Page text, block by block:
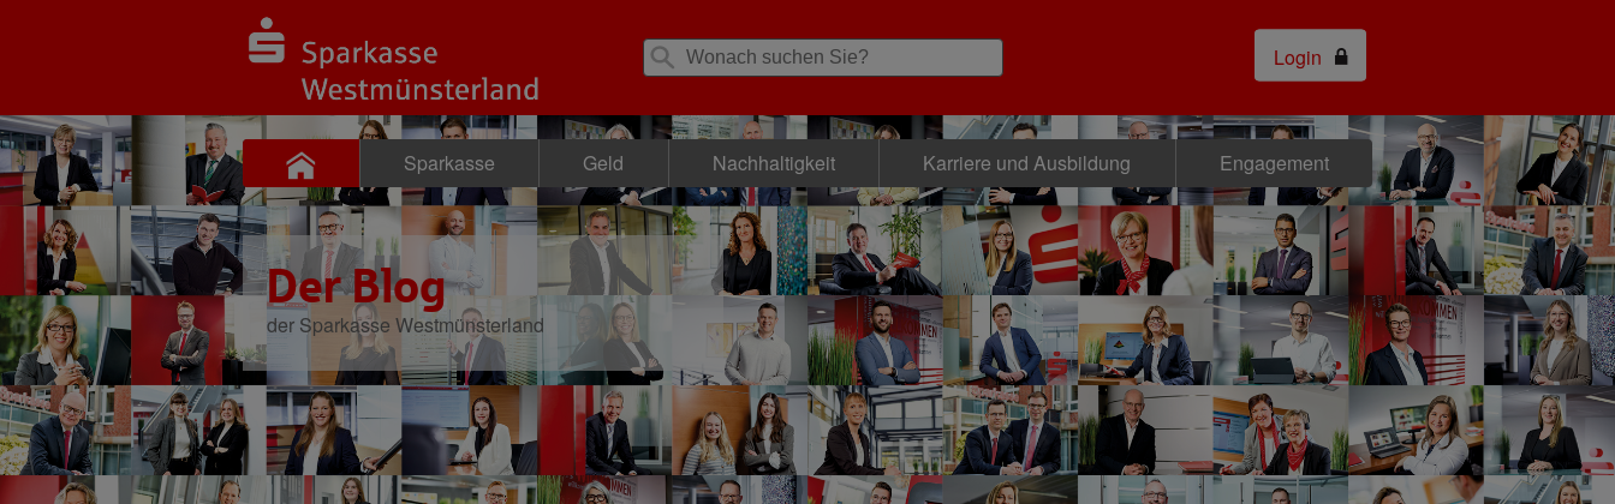
Login
Sparkasse Geld Nachhaltigkeit Karriere und Ausbildung Engagement
Der Blog
der Sparkasse Westmünsterland